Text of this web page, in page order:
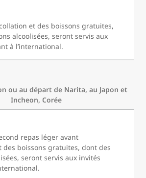
et des boissons gratuites,
alcoolisées, seront servis aux
à l’international.
ou au départ de Narita, au Japon et
Incheon, Corée
repas léger avant
des boissons gratuites, dont des
seront servis aux invités